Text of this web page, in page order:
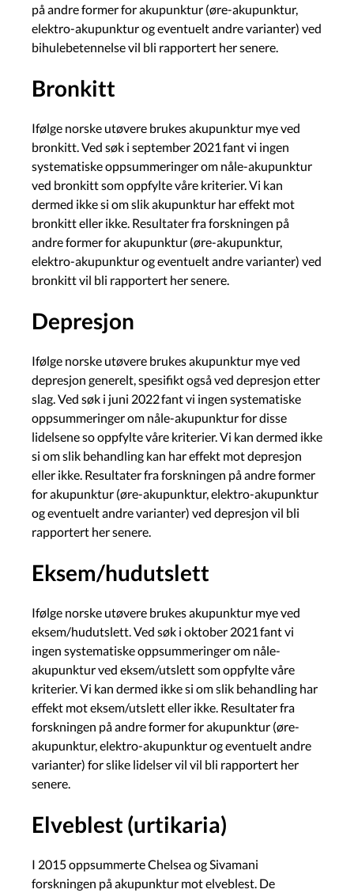
på andre former for akupunktur (øre-akupunktur,
elektro-akupunktur og eventuelt andre varianter) ved
bihulebetennelse vil bli rapportert her senere.
Bronkitt
Ifølge norske utøvere brukes akupunktur mye ved
bronkitt. Ved søk i september 2021 fant vi ingen
systematiske oppsummeringer om nåle-akupunktur
ved bronkitt som oppfylte våre kriterier. Vi kan
dermed ikke si om slik akupunktur har effekt mot
bronkitt eller ikke. Resultater fra forskningen på
andre former for akupunktur (øre-akupunktur,
elektro-akupunktur og eventuelt andre varianter) ved
bronkitt vil bli rapportert her senere.
Depresjon
Ifølge norske utøvere brukes akupunktur mye ved
depresjon generelt, spesifikt også ved depresjon etter
slag. Ved søk i juni 2022 fant vi ingen systematiske
oppsummeringer om nåle-akupunktur for disse
lidelsene so oppfylte våre kriterier. Vi kan dermed ikke
si om slik behandling kan har effekt mot depresjon
eller ikke. Resultater fra forskningen på andre former
for akupunktur (øre-akupunktur, elektro-akupunktur
og eventuelt andre varianter) ved depresjon vil bli
rapportert her senere.
Eksem/hudutslett
Ifølge norske utøvere brukes akupunktur mye ved
eksem/hudutslett. Ved søk i oktober 2021 fant vi
ingen systematiske oppsummeringer om nåle-
akupunktur ved eksem/utslett som oppfylte våre
kriterier. Vi kan dermed ikke si om slik behandling har
effekt mot eksem/utslett eller ikke. Resultater fra
forskningen på andre former for akupunktur (øre-
akupunktur, elektro-akupunktur og eventuelt andre
varianter) for slike lidelser vil vil bli rapportert her
senere.
Elveblest (urtikaria)
I 2015 oppsummerte Chelsea og Sivamani
forskningen på akupunktur mot elveblest. De